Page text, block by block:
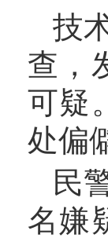
技
查，
可疑
处偏
民
名嫌